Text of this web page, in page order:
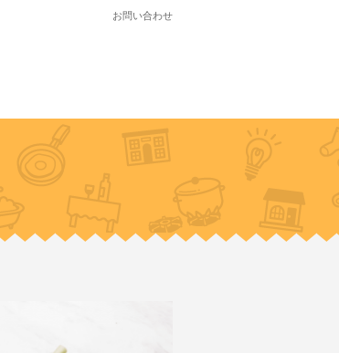
お問い合わせ